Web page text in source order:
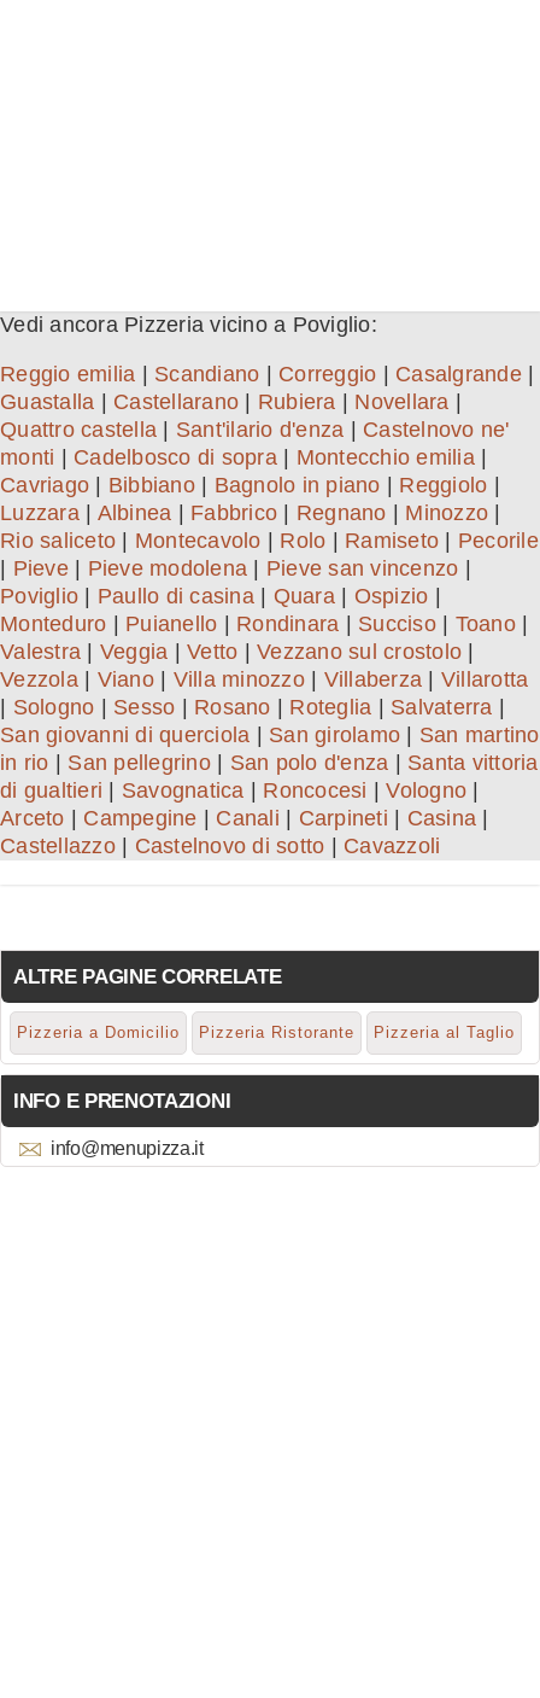
Vedi ancora Pizzeria vicino a Poviglio:
Reggio emilia Scandiano Correggio Casalgrande|
Guastalla
Castellarano Rubiera Novellara
Quattro castella
Sant'ilario d'enza
Castelnovo ne'
monti
Cadelbosco di sopra| Montecchio emilia|
Cavriago
Bibbiano| Bagnolo in piano Reggiolo
Luzzara| Albinea Fabbrico Regnano Minozzo
Rio saliceto
Montecavolo Rolo Ramiseto
Pecorile
Pieve| Pieve modolena Pieve san vincenzo
Poviglio
Paullo di casina| Quara| Ospizio
Monteduro
Puianello Rondinara Succiso| Toano|
Valestra
Veggia Vetto Vezzano sul crostolo
Vezzola| Viano| Villa minozzo| Villaberza
Villarotta
Sologno Sesso Rosano Roteglia Salvaterra
San giovanni di querciola
San girolamo
San martino
in rio
San pellegrino| San polo d'enza
Santa vittoria
di gualtieri
Savognatica Roncocesi |Vologno
Arceto
Campegine Canali Carpineti Casina
Castellazzo| Castelnovo di sotto Cavazzoli
ALTRE PAGINE CORRELATE
Pizzeria a Domicilio Pizzeria Ristorante Pizzeria al Taglio
INFO E PRENOTAZIONI
info@menupizza.it